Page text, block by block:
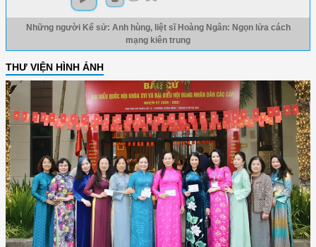
Những người Kể sử: Anh hùng, liệt sĩ Hoàng Ngân: Ngọn lửa cách
mạng kiên trung
THƯ VIỆN HÌNH ẢNH